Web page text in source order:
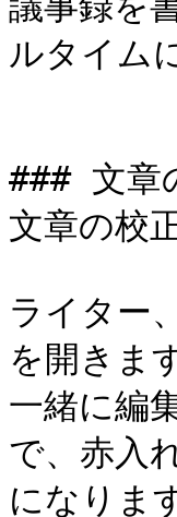
ルタイム
### 文章
文章の校
ライター
を開きま
一緒に編
で、赤入
になりま